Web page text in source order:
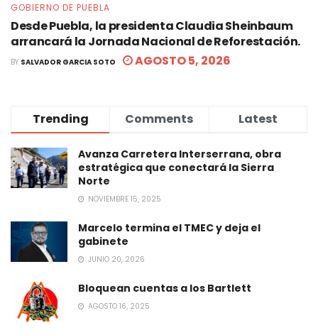
GOBIERNO DE PUEBLA
Desde Puebla, la presidenta Claudia Sheinbaum
arrancará la Jornada Nacional de Reforestación.
BY SALVADOR GARCIA SOTO AGOSTO 5, 2026
Trending Comments Latest
Avanza Carretera Interserrana, obra
estratégica que conectará la Sierra
Norte
NOVIEMBRE 15, 2025
Marcelo termina el TMEC y deja el
gabinete
JUNIO 20, 2026
Bloquean cuentas a los Bartlett
AGOSTO 16, 2025